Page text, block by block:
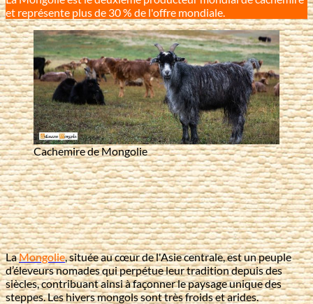
et représente plus de 30 % de l'offre mondiale.
Cachemire de Mongolie
LaMongolie, située au cœur de l'Asie centrale, est un peuple
d’éleveurs nomades qui perpétue leur tradition depuis des
siècles, contribuant ainsi à façonner le paysage unique des
steppes. Les hivers mongols sont très froids et arides.